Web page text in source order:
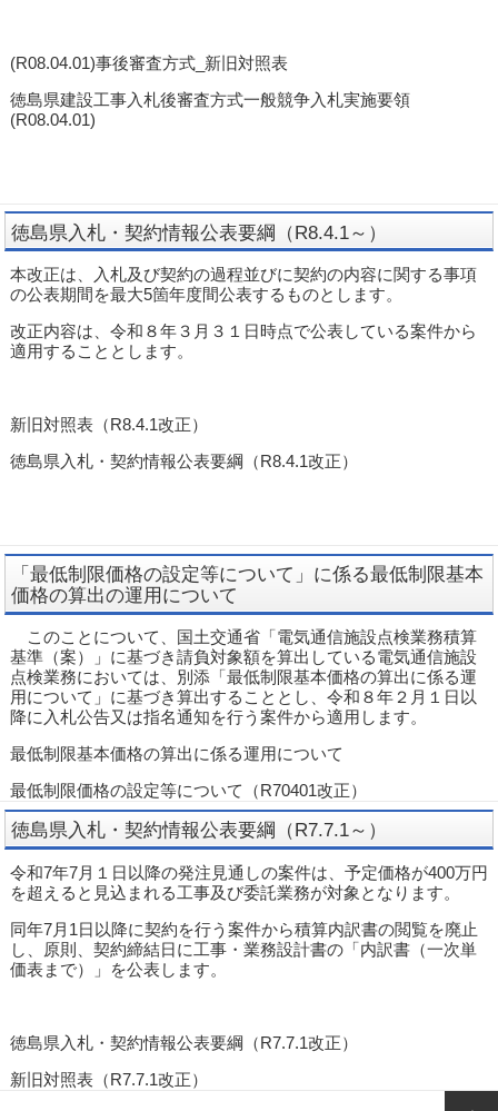
(R08.04.01)事後審査方式_新旧対照表
徳島県建設工事入札後審査方式一般競争入札実施要領
(R08.04.01)
徳島県入札・契約情報公表要綱（R8.4.1～）
本改正は、入札及び契約の過程並びに契約の内容に関する事項
の公表期間を最大5箇年度間公表するものとします。
改正内容は、令和８年３月３１日時点で公表している案件から
適用することとします。
新旧対照表（R8.4.1改正）
徳島県入札・契約情報公表要綱（R8.4.1改正）
「最低制限価格の設定等について」に係る最低制限基本
価格の算出の運用について
このことについて、国土交通省「電気通信施設点検業務積算
基準（案）」に基づき請負対象額を算出している電気通信施設
点検業務においては、別添「最低制限基本価格の算出に係る運
用について」に基づき算出することとし、令和８年２月１日以
降に入札公告又は指名通知を行う案件から適用します。
最低制限基本価格の算出に係る運用について
最低制限価格の設定等について（R70401改正）
徳島県入札・契約情報公表要綱（R7.7.1～）
令和7年7月１日以降の発注見通しの案件は、予定価格が400万円
を超えると見込まれる工事及び委託業務が対象となります。
同年7月1日以降に契約を行う案件から積算内訳書の閲覧を廃止
し、原則、契約締結日に工事・業務設計書の「内訳書（一次単
価表まで）」を公表します。
徳島県入札・契約情報公表要綱（R7.7.1改正）
新旧対照表（R7.7.1改正）